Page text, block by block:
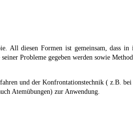
All diesen Formen ist gemeinsam,
Probleme gegeben werden sowie
und der Konfrontationstechnik ( z.B.
Atemübungen) zur Anwendung.